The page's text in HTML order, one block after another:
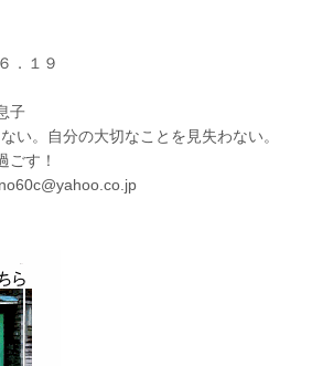
．１９
子
。自分の大切なことを見失わない。
ごす！